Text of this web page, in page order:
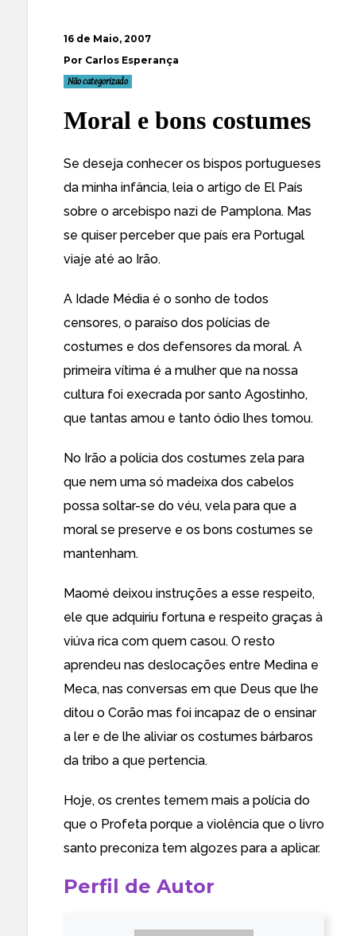
16 de Maio, 2007
Por Carlos Esperança
Não categorizado
Moral e bons costumes
Se deseja conhecer os bispos portugueses
da minha infância, leia o artigo de El País
sobre o arcebispo nazi de Pamplona. Mas
se quiser perceber que país era Portugal
viaje até ao Irão.
A Idade Média é o sonho de todos
censores, o paraíso dos polícias de
costumes e dos defensores da moral. A
primeira vítima é a mulher que na nossa
cultura foi execrada por santo Agostinho,
que tantas amou e tanto ódio lhes tomou.
No Irão a polícia dos costumes zela para
que nem uma só madeixa dos cabelos
possa soltar-se do véu, vela para que a
moral se preserve e os bons costumes se
mantenham.
Maomé deixou instruções a esse respeito,
ele que adquiriu fortuna e respeito graças à
viúva rica com quem casou. O resto
aprendeu nas deslocações entre Medina e
Meca, nas conversas em que Deus que lhe
ditou o Corão mas foi incapaz de o ensinar
a ler e de lhe aliviar os costumes bárbaros
da tribo a que pertencia.
Hoje, os crentes temem mais a polícia do
que o Profeta porque a violência que o livro
santo preconiza tem algozes para a aplicar.
Perfil de Autor